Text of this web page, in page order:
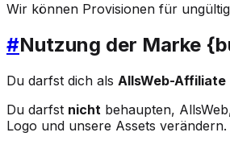
Wir können Provisionen für
#Nutzung der Marke
Du darfst dich als AllsWeb-Affiliate
Du darfst nicht behaupten,
Logo und unsere Assets verändern.